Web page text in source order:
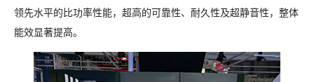
领先水平的比功率性能，超高的可靠性、耐久性及超静音性，整体
能效显著提高。